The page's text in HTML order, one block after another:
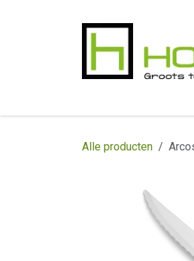
Alle producten